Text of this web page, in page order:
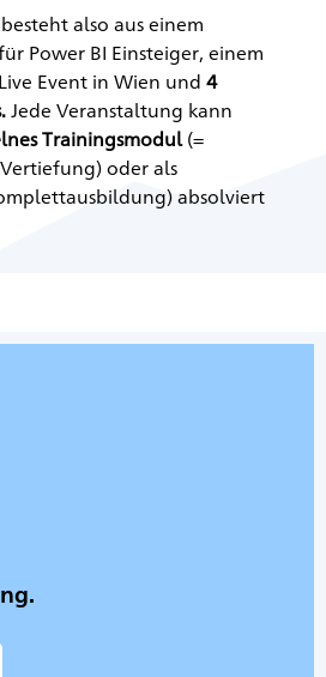
also aus einem
Power BI Einsteiger, einem
Event in Wien und4
Jede Veranstaltung kann
Trainingsmodul (=
oder als
absolviert